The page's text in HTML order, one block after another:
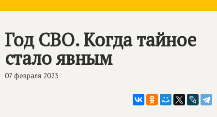
Год СВО. Когда тайное
стало явным
07 февраля 2023